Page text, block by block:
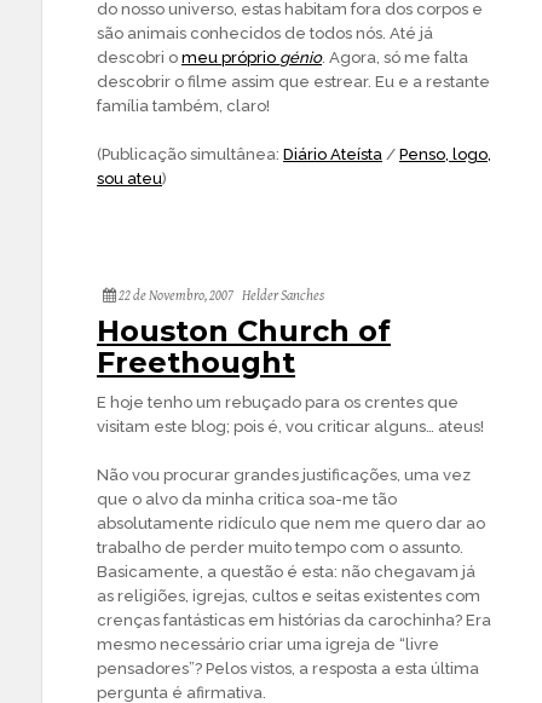
do nosso universo, estas habitam fora dos corpos e
são animais conhecidos de todos nós. Até já
descobri o meu próprio génio. Agora, só me falta
descobrir o filme assim que estrear. Eu e a restante
família também, claro!
(Publicação simultânea: Diário Ateísta / Penso, logo,
sou ateu)
22 de Novembro, 2007 Helder Sanches
Houston Church of
Freethought
E hoje tenho um rebuçado para os crentes que
visitam este blog; pois é, vou criticar alguns… ateus!
Não vou procurar grandes justificações, uma vez
que o alvo da minha critica soa-me tão
absolutamente ridículo que nem me quero dar ao
trabalho de perder muito tempo com o assunto.
Basicamente, a questão é esta: não chegavam já
as religiões, igrejas, cultos e seitas existentes com
crenças fantásticas em histórias da carochinha? Era
mesmo necessário criar uma igreja de “livre
pensadores”? Pelos vistos, a resposta a esta última
pergunta é afirmativa.